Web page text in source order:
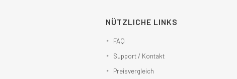
NÜTZLICHE LINKS
FAQ
Support / Kontakt
Preisvergleich